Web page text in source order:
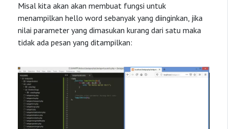
Misal kita akan akan membuat fungsi untuk
menampilkan hello word sebanyak yang diinginkan, jika
nilai parameter yang dimasukan kurang dari satu maka
tidak ada pesan yang ditampilkan: